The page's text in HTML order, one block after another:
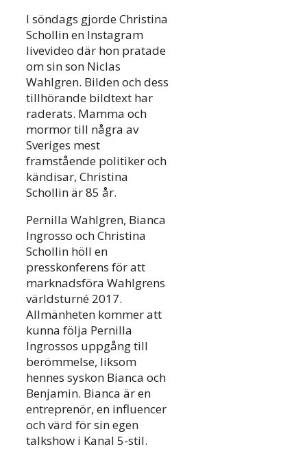
I söndags gjorde Christina
Schollin en Instagram
livevideo där hon pratade
om sin son Niclas
Wahlgren. Bilden och dess
tillhörande bildtext har
raderats. Mamma och
mormor till några av
Sveriges mest
framstående politiker och
kändisar, Christina
Schollin är 85 år.
Pernilla Wahlgren, Bianca
Ingrosso och Christina
Schollin höll en
presskonferens för att
marknadsföra Wahlgrens
världsturné 2017.
Allmänheten kommer att
kunna följa Pernilla
Ingrossos uppgång till
berömmelse, liksom
hennes syskon Bianca och
Benjamin. Bianca är en
entreprenör, en influencer
och värd för sin egen
talkshow i Kanal 5-stil.